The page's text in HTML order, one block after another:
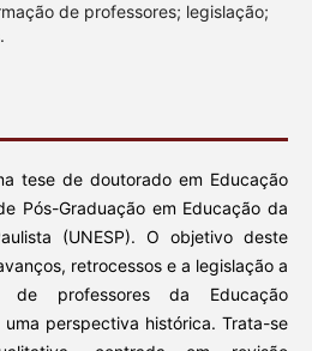
de professores; legislação;
tese de doutorado em Educação
Pós-Graduação em Educação da
(UNESP). O objetivo deste
retrocessos e a legislação a
de professores da Educação
uma perspectiva histórica. Trata-se